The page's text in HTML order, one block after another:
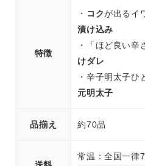
特徴
・ コクが出るイ
漬け込み
・「ほど良い辛
けダレ
・辛子明太子ひ
元明太子
品揃え 約70品
常温：全国一